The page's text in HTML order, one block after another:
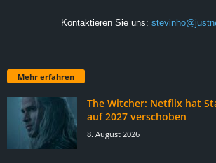
Kontaktieren Sie uns:
Mehr erfahren
The Witcher: Netflix hat
auf 2027 verschoben
8. August 2026